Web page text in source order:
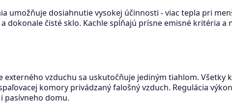
umožňuje dosiahnutie vysokej účinnosti - viac tepla pri
dokonale čisté sklo. Kachle spĺňajú prísne emisné kritéria a
externého vzduchu sa uskutočňuje jediným tiahlom. Všetky
komory privádzaný falošný vzduch. Regulácia
pasívneho domu.